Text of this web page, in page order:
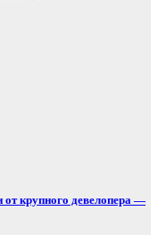
крупного девелопера —